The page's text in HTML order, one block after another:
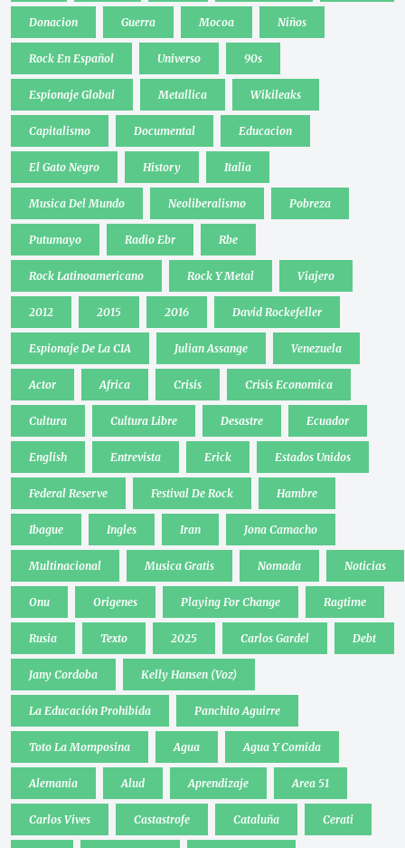
Donacion Guerra Mocoa Niños
Rock En Español Universo 90s
Espionaje Global Metallica Wikileaks
Capitalismo Documental Educacion
El Gato Negro History Italia
Musica Del Mundo Neoliberalismo Pobreza
Putumayo Radio Ebr Rbe
Rock Latinoamericano Rock Y Metal Viajero
2012 2015 2016 David Rockefeller
Espionaje De La CIA Julian Assange Venezuela
Actor Africa Crisis Crisis Economica
Cultura Cultura Libre Desastre Ecuador
English Entrevista Erick Estados Unidos
Federal Reserve Festival De Rock Hambre
Ibague Ingles Iran Jona Camacho
Multinacional Musica Gratis Nomada Noticias
Onu Origenes Playing For Change Ragtime
Rusia Texto 2025 Carlos Gardel Debt
Jany Cordoba Kelly Hansen (Voz)
La Educación Prohibida Panchito Aguirre
Toto La Momposina Agua Agua Y Comida
Alemania Alud Aprendizaje Area 51
Carlos Vives Castastrofe Cataluña Cerati